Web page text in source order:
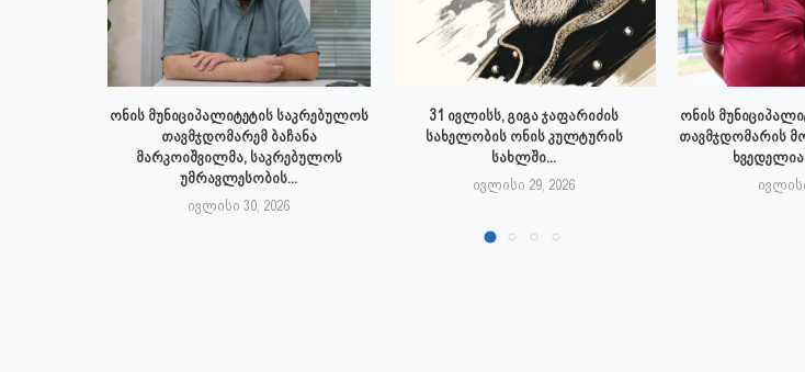
ონის მუნიციპალიტეტის საკრებულოს
თავმჯდომარემ ბაჩანა
მარკოიშვილმა, საკრებულოს
უმრავლესობის...
ივლისი 30, 2026
31 ივლისს, გიგა ჯაფარიძის
სახელობის ონის კულტურის
სახლში...
ივლისი 29, 2026
ონის
თავმჯდომარის